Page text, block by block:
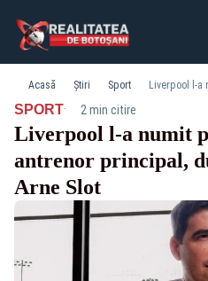
Acasă Știri Sport
SPORT· 2 min citire
Liverpool l-a numit
antrenor principal,
Arne Slot